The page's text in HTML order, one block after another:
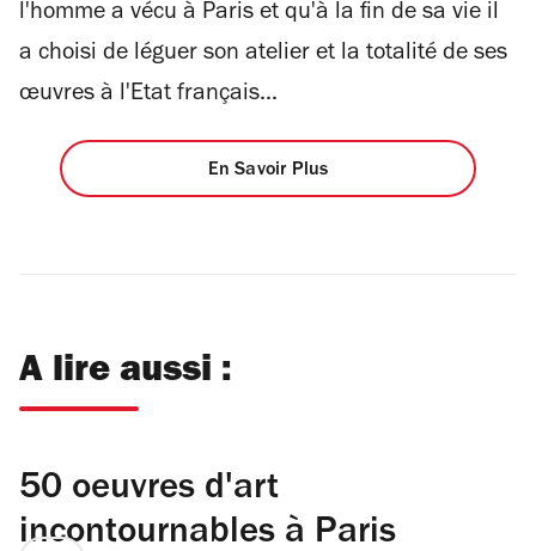
l'homme a vécu à Paris et qu'à la fin de sa vie il
a choisi de léguer son atelier et la totalité de ses
œuvres à l'Etat français...
En Savoir Plus
A lire aussi :
50 oeuvres d'art
incontournables à Paris